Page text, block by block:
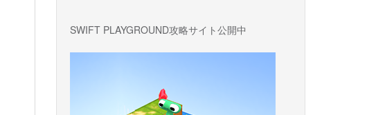
SWIFT PLAYGROUND攻略サイト公開中